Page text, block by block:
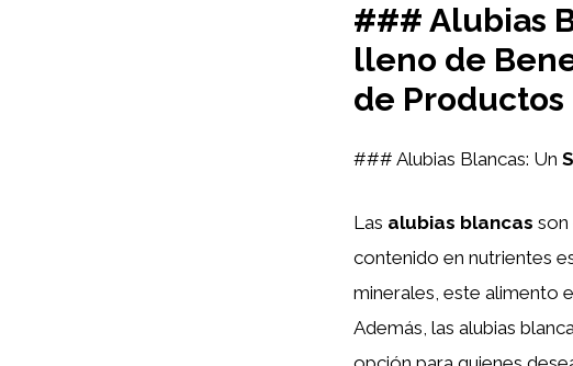
### Alubias
lleno de
de Productos
### Alubias Blancas: Un
Las alubias blancas son
contenido en nutrientes
minerales, este alimento
Además, las alubias